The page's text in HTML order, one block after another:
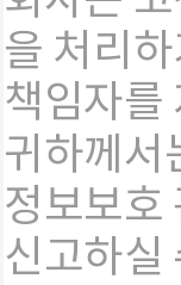
을 처리
책임자를
귀하께서
정보보호
신고하실